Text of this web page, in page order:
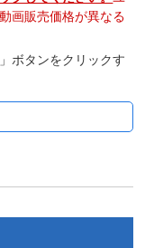
画販売価格が異なる
ボタンをクリックす